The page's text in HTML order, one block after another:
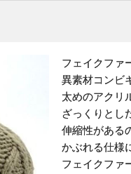
フェイクファ
異素材コンビ
太めのアクリ
ざっくりとし
伸縮性がある
かぶれる仕様
フェイクファ